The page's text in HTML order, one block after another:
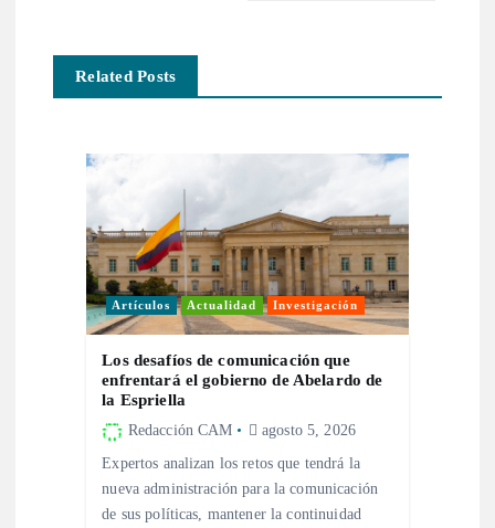
c
Related Posts
Artículos Actualidad Investigación
Los desafíos de comunicación que
enfrentará el gobierno de Abelardo de
la Espriella
Redacción CAM agosto 5, 2026
Expertos analizan los retos que tendrá la
nueva administración para la comunicación
de sus políticas, mantener la continuidad